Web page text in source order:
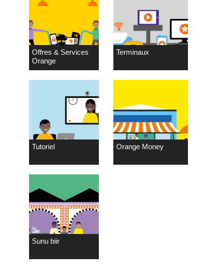
Offres & Services
Orange
Terminaux
Tutoriel Orange Money
Sunu biir